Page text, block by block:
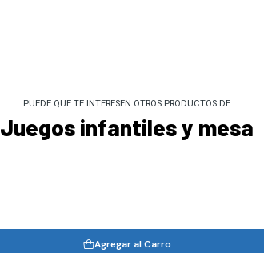
PUEDE QUE TE INTERESEN OTROS PRODUCTOS DE
Juegos infantiles y mesa
Agregar al Carro